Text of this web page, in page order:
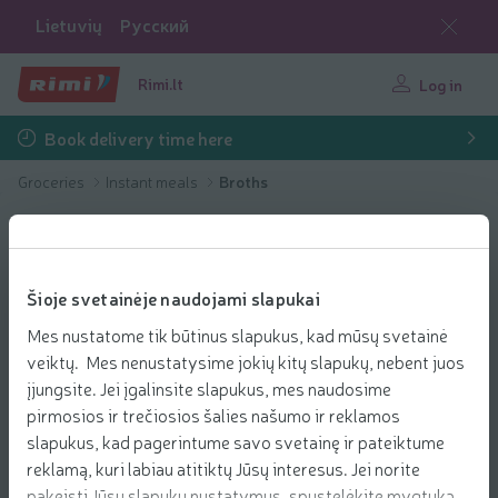
Šioje svetainėje naudojami slapukai
Mes nustatome tik būtinus slapukus, kad mūsų svetainė
veiktų. Mes nenustatysime jokių kitų slapukų, nebent juos
įjungsite. Jei įgalinsite slapukus, mes naudosime
pirmosios ir trečiosios šalies našumo ir reklamos
slapukus, kad pagerintume savo svetainę ir pateiktume
reklamą, kuri labiau atitiktų Jūsų interesus. Jei norite
Lietuvių Русский
Rimi.lt Log in
Book delivery time here
Groceries Instant meals Broths